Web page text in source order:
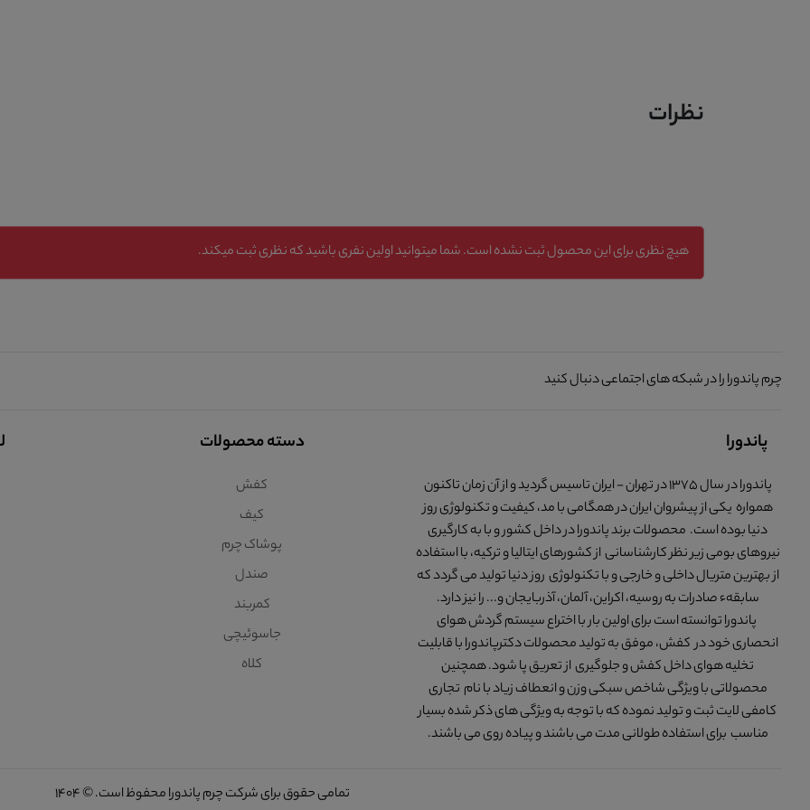
نظرات
هیچ نظری برای این محصول ثبت نشده است. شما میتوانید اولین نفری باشید که نظری ثبت میکند.
چرم پاندورا را در شبکه های اجتماعی دنبال کنید
پاندورا
پاندورا در سال 1375 در تهران - ایران تاسیس گردید و از آن زمان تاکنون
همواره یکی از پیشروان ایران در همگامی با مد، کیفیت و تکنولوژی روز
دنیا بوده است. محصولات برند پاندورا در داخل کشور و با به کارگیری
نیروهای بومی زیر نظر کارشناسانی از کشورهای ایتالیا و ترکیه، با استفاده
از بهترین متریال داخلی و خارجی و با تکنولوژی روز دنیا تولید می گردد که
سابقهء صادرات به روسیه، اکراین، آلمان، آذربایجان و... را نیز دارد.
پاندورا توانسته است برای اولین بار با اختراع سیستم گردش هوای
انحصاری خود در کفش، موفق به تولید محصولات دکترپاندورا با قابلیت
تخلیه هوای داخل کفش و جلوگیری از تعریق پا شود. همچنین
محصولاتی با ویژگی شاخص سبکی وزن و انعطاف زیاد با نام تجاری
کامفی لایت ثبت و تولید نموده که با توجه به ویژگی های ذکر شده بسیار
مناسب برای استفاده طولانی مدت می باشند و پیاده روی می باشند.
دسته محصولات
کفش
کیف
پوشاک چرم
صندل
کمربند
جاسوئیچی
کلاه
تمامی حقوق برای شرکت چرم پاندورا محفوظ است. © 1404